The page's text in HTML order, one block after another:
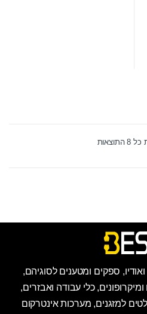
ספקים ומטענים לסוגיהם,
כלי עבודה ואבזרים,
למזגנים, מערכות אינטרקום